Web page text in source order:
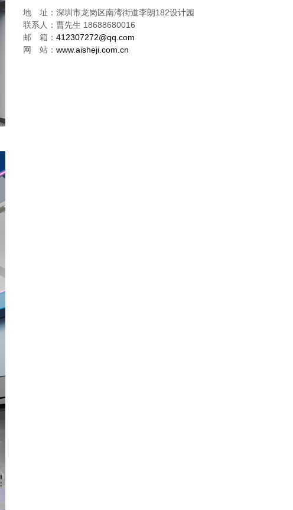
地 址：深圳市龙岗区南湾街道李朗182设计园
联系人：曹先生 18688680016
邮 箱： 412307272@qq.com
网 站： www.aisheji.com.cn